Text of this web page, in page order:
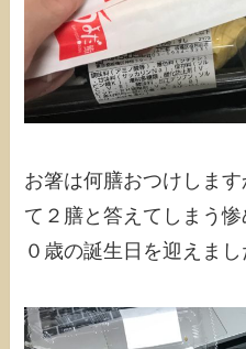
お箸は何膳おつけしま
て２膳と答えてしまう
０歳の誕生日を迎えまし